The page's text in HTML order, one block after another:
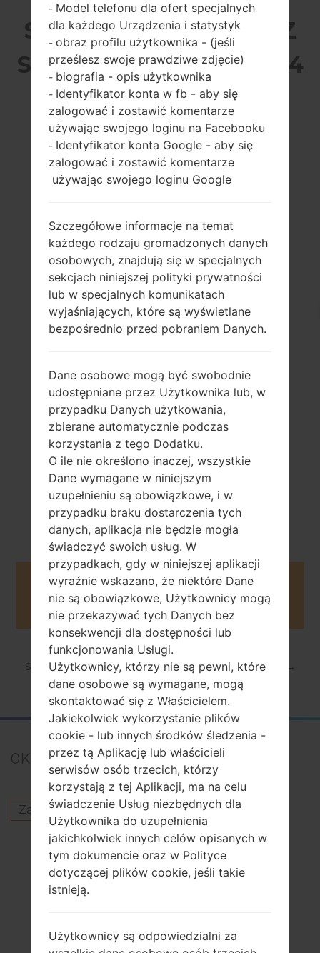
SAMSUNG SM-T705A Z
SERII GALAXY TAB S 8.4
LTE-A
do ciała)
2560 x 1600 pikseli
(~360 gęstość
pikseli na cal)
298 gramram
(10.51 uncji)
niewymienny Li-
Ion 4900 mAh
A15/1300MHz ARM
Cortex -A7
3GB
NA
Lipiec, 2014
Buy accessories on Amazon
Strona startowa → Seria →Galaxy Tab S 8.4 LTE-A
→
SamsungSM-T705A
0Komentarze
Zaloguj sięaby opublikować komentarz.
Inni modele z tej serii
SamsungGalaxy Tab S 8.4 LTE-ASM-T707A
PODPISAĆ SIĘ
- Model telefonu dla ofert specjalnych
dla każdego Urządzenia i statystyk
- obraz profilu użytkownika - (jeśli
prześlesz swoje prawdziwe zdjęcie)
- biografia - opis użytkownika
- Identyfikator konta w fb - aby się
zalogować i zostawić komentarze
używając swojego loginu na Facebooku
- Identyfikator konta Google - aby się
zalogować i zostawić komentarze
używając swojego loginu Google
Szczegółowe informacje na temat
każdego rodzaju gromadzonych danych
osobowych, znajdują się w specjalnych
sekcjach niniejszej polityki prywatności
lub w specjalnych komunikatach
wyjaśniających, które są wyświetlane
bezpośrednio przed pobraniem Danych.
Dane osobowe mogą być swobodnie
udostępniane przez Użytkownika lub, w
przypadku Danych użytkowania,
zbierane automatycznie podczas
korzystania z tego Dodatku.
O ile nie określono inaczej, wszystkie
Dane wymagane w niniejszym
uzupełnieniu są obowiązkowe, i w
przypadku braku dostarczenia tych
danych, aplikacja nie będzie mogła
świadczyć swoich usług. W
przypadkach, gdy w niniejszej aplikacji
wyraźnie wskazano, że niektóre Dane
nie są obowiązkowe, Użytkownicy mogą
nie przekazywać tych Danych bez
konsekwencji dla dostępności lub
funkcjonowania Usługi.
Użytkownicy, którzy nie są pewni, które
dane osobowe są wymagane, mogą
skontaktować się z Właścicielem.
Jakiekolwiek wykorzystanie plików
cookie - lub innych środków śledzenia -
przez tą Aplikację lub właścicieli
serwisów osób trzecich, którzy
korzystają z tej Aplikacji, ma na celu
świadczenie Usług niezbędnych dla
Użytkownika do uzupełnienia
jakichkolwiek innych celów opisanych w
tym dokumencie oraz w Polityce
dotyczącej plików cookie, jeśli takie
istnieją.
Użytkownicy są odpowiedzialni za